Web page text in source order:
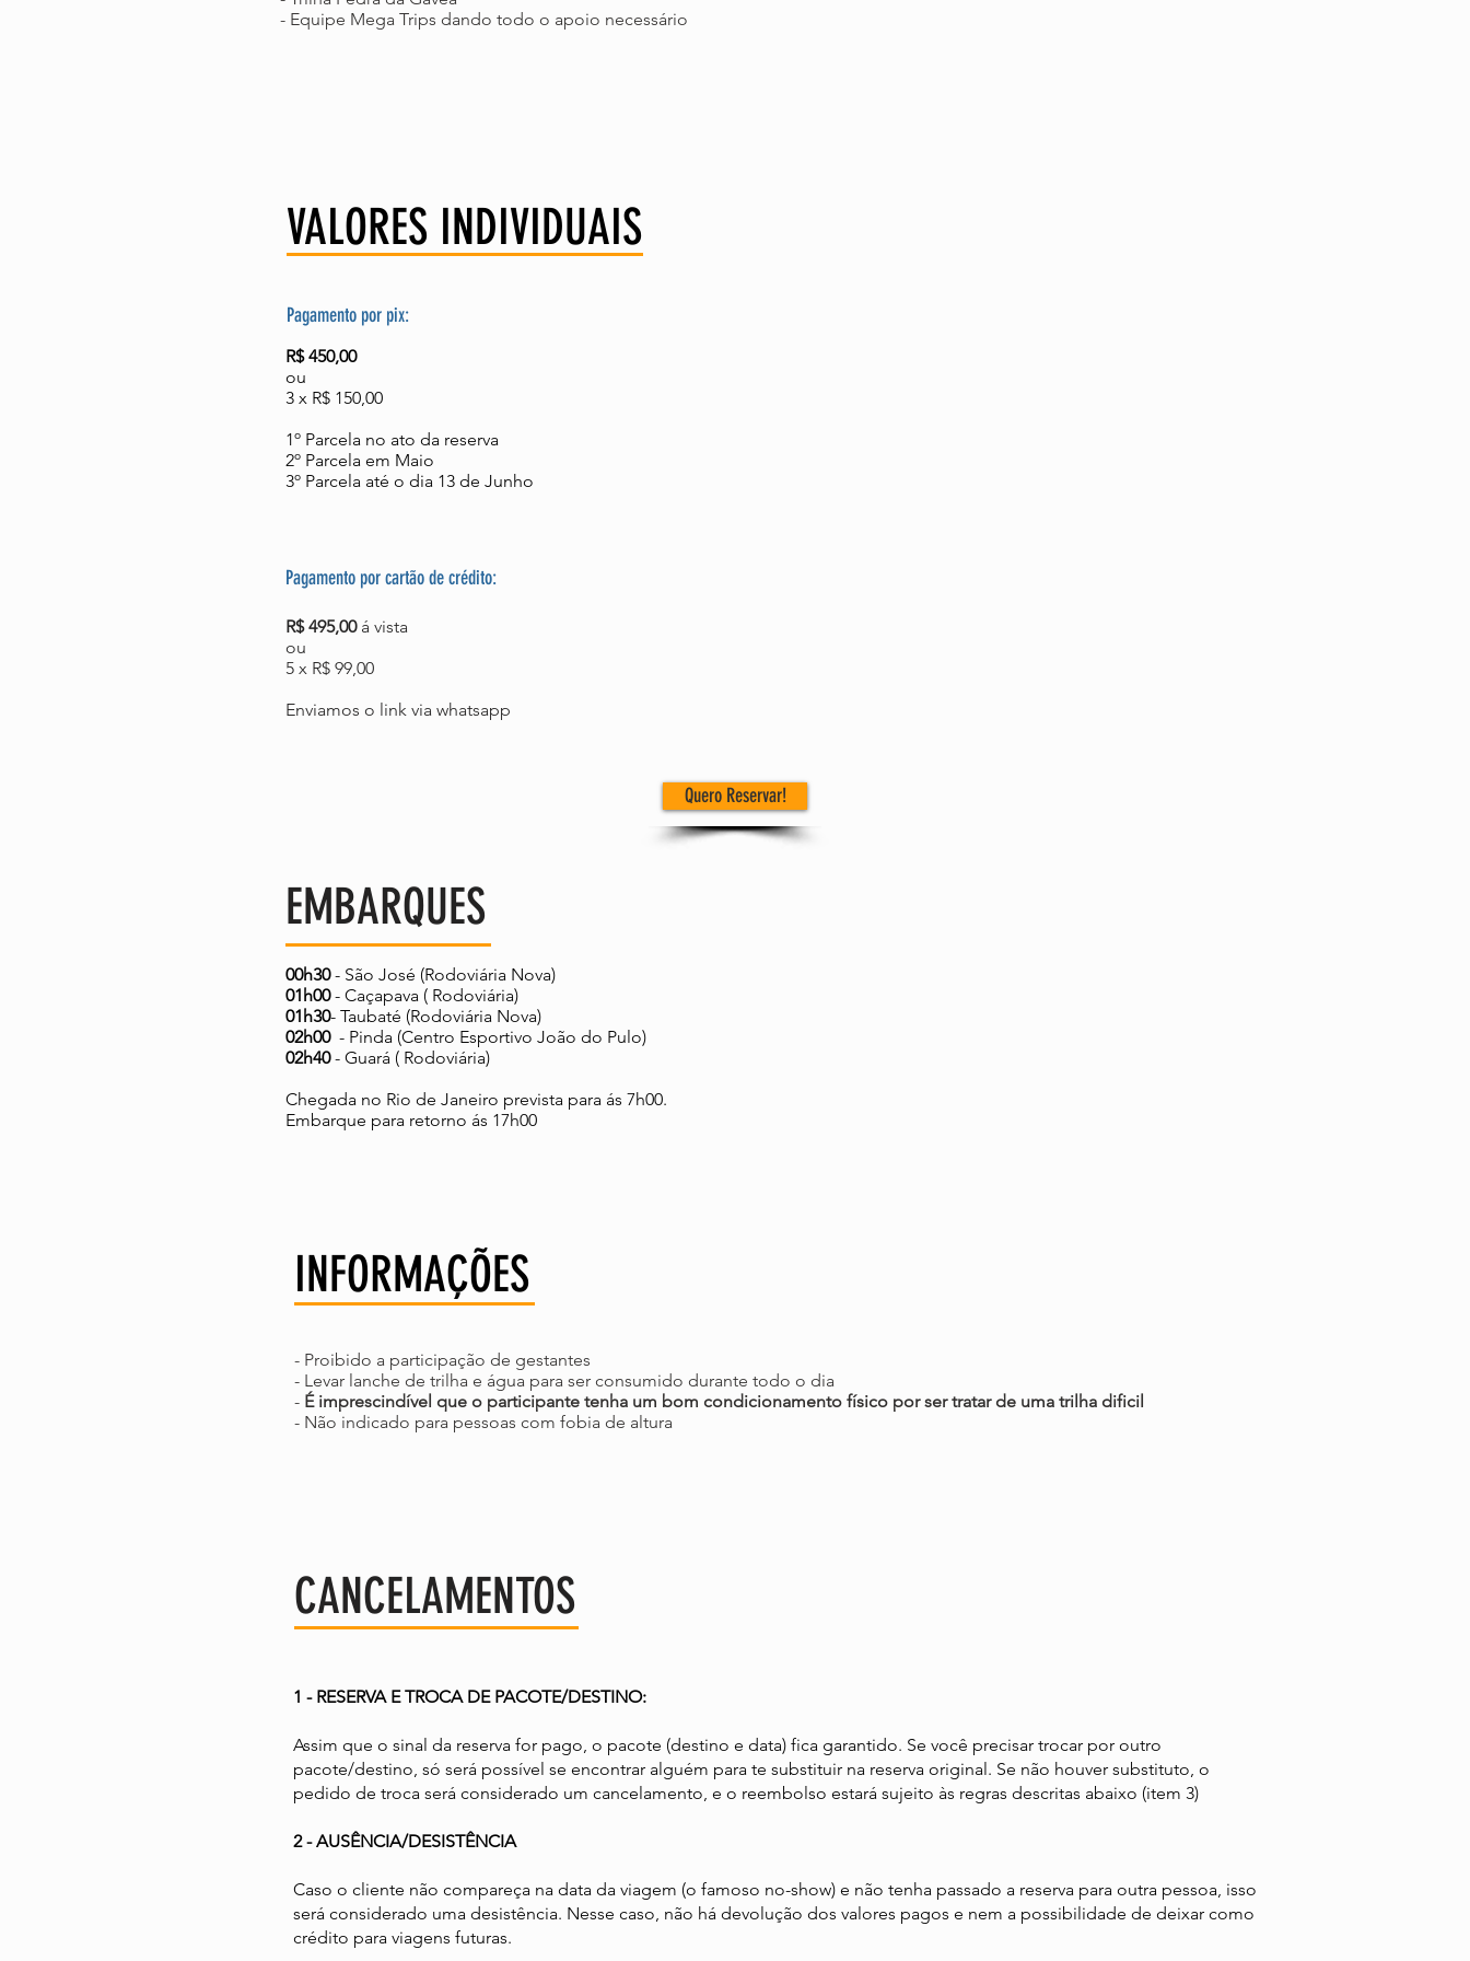
- Equipe Mega Trips dando todo o apoio necessário
VALORES INDIVIDUAIS
Pagamento por pix:
R$ 450,00
ou
3 x R$ 150,00
1º Parcela no ato da reserva
2º Parcela em Maio
3º Parcela até o dia 13 de Junho
Pagamento por cartão de crédito:
R$ 495,00á vista
ou
5 x R$ 99,00
Enviamos o link via whatsapp
Quero Reservar!
EMBARQUES
00h30- São José (Rodoviária Nova)
01h00- Caçapava ( Rodoviária)
01h30- Taubaté (Rodoviária Nova)
02h00 - Pinda (Centro Esportivo João do Pulo)
02h40- Guará ( Rodoviária)
Chegada no Rio de Janeiro prevista para ás 7h00.
Embarque para retorno ás 17h00
INFORMAÇÕES
- Proibido a participação de gestantes
- Levar lanche de trilha e água para ser consumido durante todo o dia
- É imprescindível que o participante tenha um bom condicionamento físico por ser tratar de uma trilha dificil
- Não indicado para pessoas com fobia de altura
CANCELAMENTOS
1 - RESERVA E TROCA DE PACOTE/DESTINO:
Assim que o sinal da reserva for pago, o pacote (destino e data) fica garantido. Se você precisar trocar por outro
pacote/destino, só será possível se encontrar alguém para te substituir na reserva original. Se não houver substituto, o
pedido de troca será considerado um cancelamento, e o reembolso estará sujeito às regras descritas abaixo (item 3)​
2 - AUSÊNCIA/DESISTÊNCIA
Caso o cliente não compareça na data da viagem (o famoso no-show) e não tenha passado a reserva para outra pessoa, isso
será considerado uma desistência. Nesse caso, não há devolução dos valores pagos e nem a possibilidade de deixar como
crédito para viagens futuras.​